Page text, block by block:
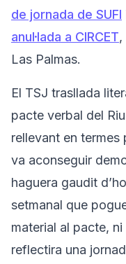
de jornada de SUFI
anul·lada a CIRCET,
Las Palmas.
El TSJ trasllada
pacte verbal del
rellevant en termes
va aconseguir
haguera gaudit
setmanal que
material al pacte,
reflectira una